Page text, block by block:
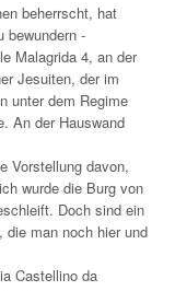
beherrscht, hat
bewundern -
Malagrida 4, an der
Jesuiten, der im
unter dem Regime
An der Hauswand
Vorstellung davon,
wurde die Burg von
Doch sind ein
die man noch hier und
Castellino da